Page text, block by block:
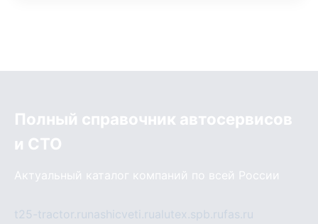
Полный справочник автосервисов
и СТО
Актуальный каталог компаний по всей России
t25-tractor.ru nashicveti.rualutex.spb.rufas.ru